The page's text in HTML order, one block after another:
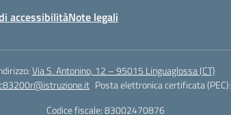
accessibilitàNote legali
Via S. Antonino, 12 – 95015 Linguaglossa (CT)
Posta elettronica certificata (PEC):
Codice fiscale: 83002470876